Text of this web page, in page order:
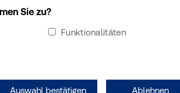
Straßen kommt es
Während
der Beteiligten kämpfen,
Sie zu?
Funktionalitäten
Auswahl bestätigen Ablehnen